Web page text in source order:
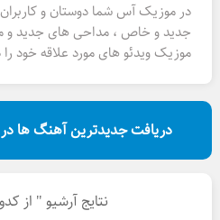
در موزیک آس شما دوستان و
جدید و خاص ، مداحی های جدید و
موزیک ویدئو های مورد علاقه خود
دریافت جدیدترین آهنگ ها
نتایج آرشیو " از